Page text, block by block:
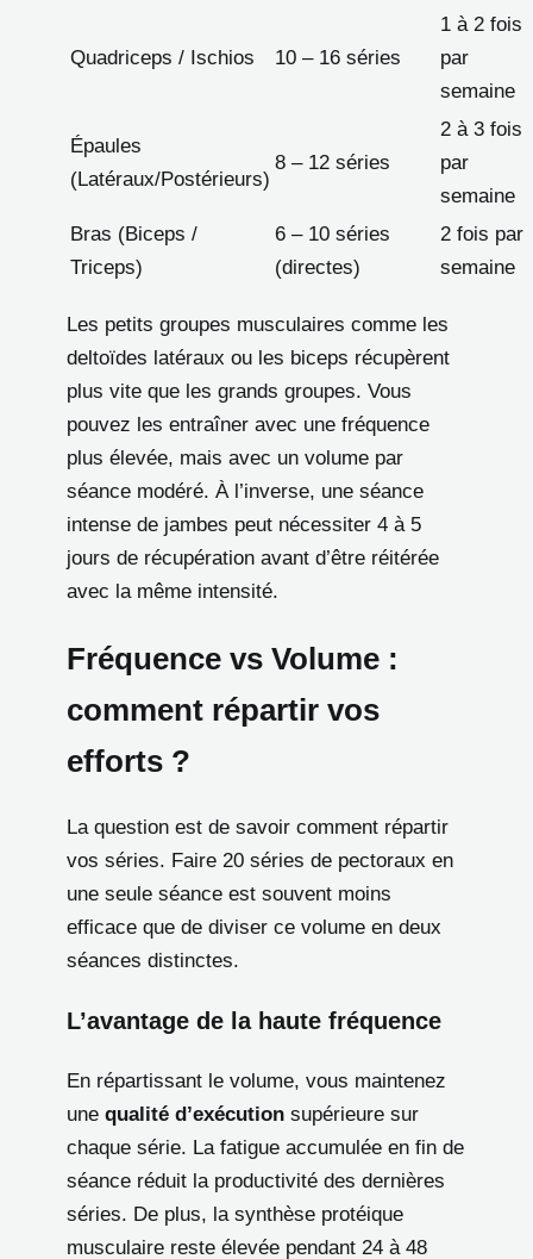
Quadriceps / Ischios 10 – 16 séries
1 à 2 fois
par
semaine
Épaules
(Latéraux/Postérieurs)
8 – 12 séries
2 à 3 fois
par
semaine
Bras (Biceps /
Triceps)
6 – 10 séries
(directes)
2 fois par
semaine
Les petits groupes musculaires comme les
deltoïdes latéraux ou les biceps récupèrent
plus vite que les grands groupes. Vous
pouvez les entraîner avec une fréquence
plus élevée, mais avec un volume par
séance modéré. À l’inverse, une séance
intense de jambes peut nécessiter 4 à 5
jours de récupération avant d’être réitérée
avec la même intensité.
Fréquence vs Volume :
comment répartir vos
efforts ?
La question est de savoir comment répartir
vos séries. Faire 20 séries de pectoraux en
une seule séance est souvent moins
efficace que de diviser ce volume en deux
séances distinctes.
L’avantage de la haute fréquence
En répartissant le volume, vous maintenez
une qualité d’exécution supérieure sur
chaque série. La fatigue accumulée en fin de
séance réduit la productivité des dernières
séries. De plus, la synthèse protéique
musculaire reste élevée pendant 24 à 48